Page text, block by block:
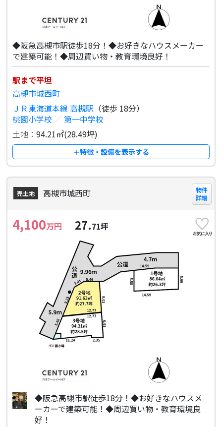
◆阪急高槻市駅徒歩18分！◆お好きなハウスメーカー
で建築可能！◆周辺買い物・教育環境良好！
駅まで平坦
高槻市城西町
ＪＲ東海道本線 高槻駅 （徒歩 18分）
桃園小学校 ／ 第一中学校
土地：94.21㎡(28.49坪)
＋特徴・設備を表示する
売土地 高槻市城西町
物件
詳細
4,100万円 27.71坪
◆阪急高槻市駅徒歩18分！◆お好きなハウスメ
ーカーで建築可能！◆周辺買い物・教育環境良
好！